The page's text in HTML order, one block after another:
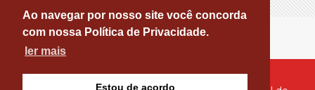
Ao navegar por nosso site você concorda
com nossa Política de Privacidade.
ler mais
Estou de acordo